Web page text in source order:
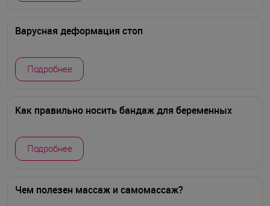
Варусная деформация стоп
Подробнее
Как правильно носить бандаж для беременных
Подробнее
Чем полезен массаж и самомассаж?